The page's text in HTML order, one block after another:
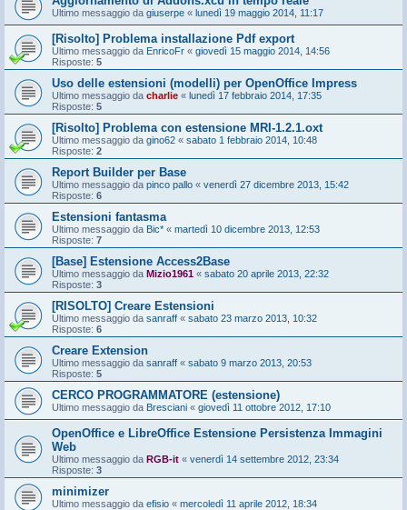
Ultimo messaggio da giuserpe « lunedì 19 maggio 2014, 11:17
[Risolto] Problema installazione Pdf export
Ultimo messaggio da EnricoFr « giovedì 15 maggio 2014, 14:56
Risposte: 5
Uso delle estensioni (modelli) per OpenOffice Impress
Ultimo messaggio da charlie « lunedì 17 febbraio 2014, 17:35
Risposte: 5
[Risolto] Problema con estensione MRI-1.2.1.oxt
Ultimo messaggio da gino62 « sabato 1 febbraio 2014, 10:48
Risposte: 2
Report Builder per Base
Ultimo messaggio da pinco pallo « venerdì 27 dicembre 2013, 15:42
Risposte: 6
Estensioni fantasma
Ultimo messaggio da Bic* « martedì 10 dicembre 2013, 12:53
Risposte: 7
[Base] Estensione Access2Base
Ultimo messaggio da Mizio1961 « sabato 20 aprile 2013, 22:32
Risposte: 3
[RISOLTO] Creare Estensioni
Ultimo messaggio da sanraff « sabato 23 marzo 2013, 10:32
Risposte: 6
Creare Extension
Ultimo messaggio da sanraff « sabato 9 marzo 2013, 20:53
Risposte: 5
CERCO PROGRAMMATORE (estensione)
Ultimo messaggio da Bresciani « giovedì 11 ottobre 2012, 17:10
OpenOffice e LibreOffice Estensione Persistenza Immagini
Web
Ultimo messaggio da RGB-it « venerdì 14 settembre 2012, 23:34
Risposte: 3
minimizer
Ultimo messaggio da efisio « mercoledì 11 aprile 2012, 18:34